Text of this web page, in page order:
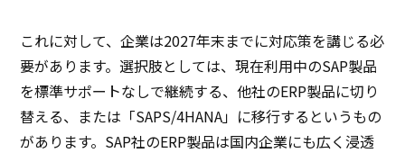
これに対して、企業は2027年末までに対応策を講じる必
要があります。選択肢としては、現在利用中のSAP製品
を標準サポートなしで継続する、他社のERP製品に切り
替える、または「SAPS/4HANA」に移行するというもの
があります。SAP社のERP製品は国内企業にも広く浸透